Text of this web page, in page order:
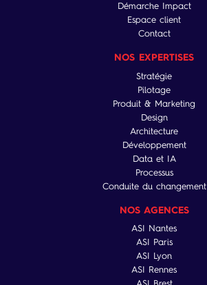
Démarche Impact
Espace client
Contact
NOS EXPERTISES
Stratégie
Pilotage
Produit & Marketing
Design
Architecture
Développement
Data et IA
Processus
Conduite du changement
NOS AGENCES
ASI Nantes
ASI Paris
ASI Lyon
ASI Rennes